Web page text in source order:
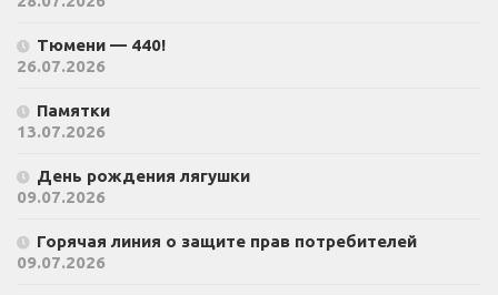
Тюмени — 440!
26.07.2026
Памятки
13.07.2026
День рождения лягушки
09.07.2026
Горячая линия о защите прав потребителей
09.07.2026